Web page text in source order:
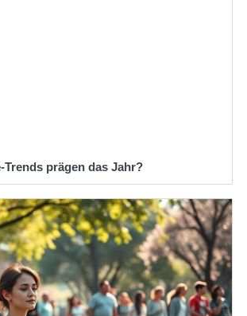
Trends prägen das Jahr?